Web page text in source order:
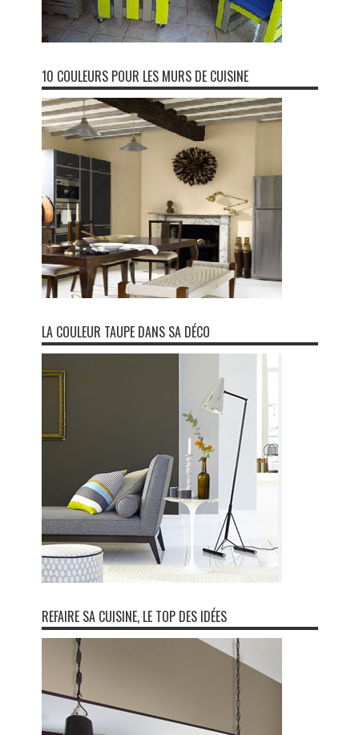
10 COULEURS POUR LES MURS DE CUISINE
LA COULEUR TAUPE DANS SA DÉCO
REFAIRE SA CUISINE, LE TOP DES IDÉES